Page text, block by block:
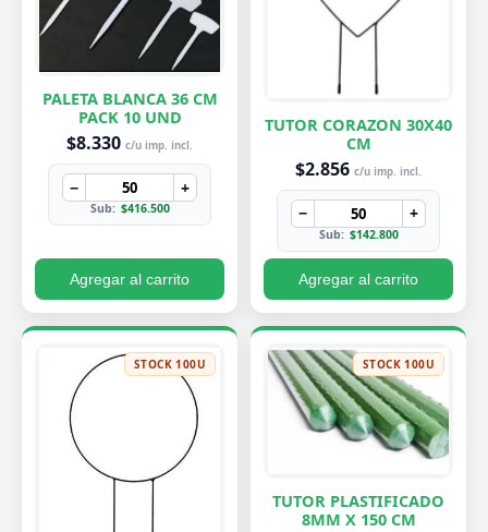
PALETA BLANCA 36 CM
PACK 10 UND
$8.330 c/u imp. incl.
− +
Sub: $416.500
Agregar al carrito
TUTOR CORAZON 30X40
CM
$2.856 c/u imp. incl.
− +
Sub: $142.800
Agregar al carrito
STOCK 100U STOCK 100U
TUTOR PLASTIFICADO
8MM X 150 CM